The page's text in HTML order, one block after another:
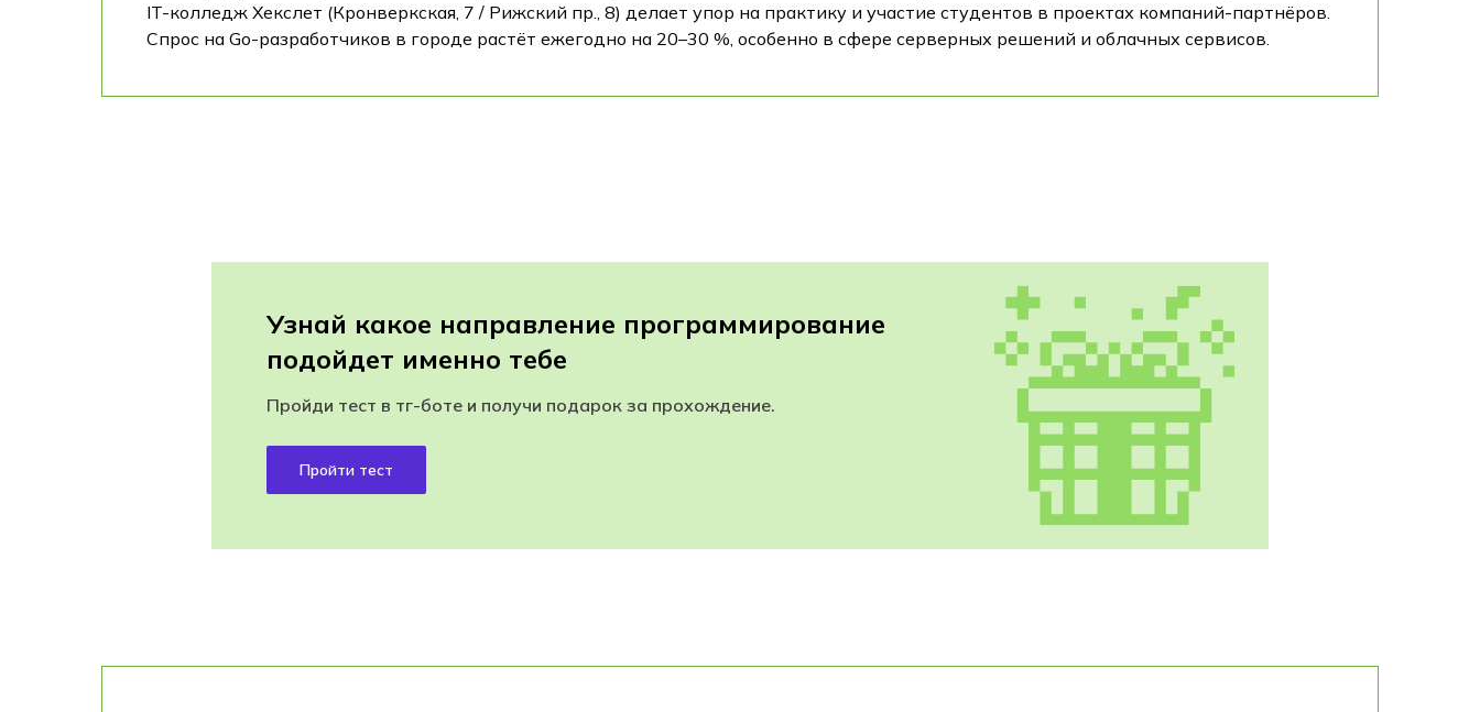
IT-колледж Хекслет (Кронверкская, 7 / Рижский пр., 8) делает упор на практику и участие студентов в проектах компаний-партнёров.
Спрос на Go-разработчиков в городе растёт ежегодно на 20–30 %, особенно в сфере серверных решений и облачных сервисов.
Узнай какое направление программирование
подойдет именно тебе
Пройди тест в тг-боте и получи подарок за прохождение.
Пройти тест